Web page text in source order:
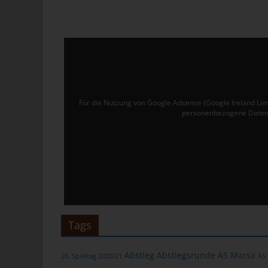
Für die Nutzung von Google Adsense (Google Ireland
personenbezogene
Tags
26. Spieltag 2020/21 Abstieg Abstiegsrunde AS Marsa